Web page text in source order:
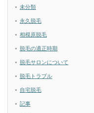
未分類
永久脱毛
相模原脱毛
脱毛の適正時期
脱毛サロンについて
脱毛トラブル
自宅脱毛
記事